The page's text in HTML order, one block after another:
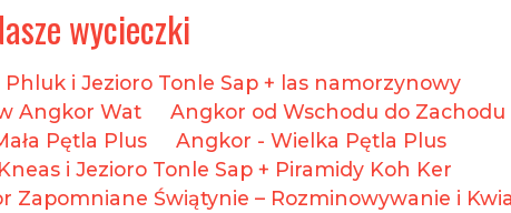
wycieczki
i Jezioro Tonle Sap + las namorzynowy
Angkor Wat​
Angkor od Wschodu do Zachodu
Pętla Plus
Angkor - Wielka Pętla Plus
i Jezioro Tonle Sap + Piramidy Koh Ker​
Zapomniane Świątynie – Rozminowywanie i